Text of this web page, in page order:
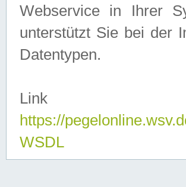
Webservice in Ihrer
unterstützt Sie bei der
Datentypen.
Link
https://
WSDL